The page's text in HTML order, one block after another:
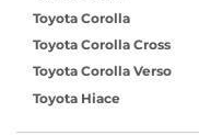
Toyota Corolla
Toyota Corolla Cross
Toyota Corolla Verso
Toyota Hiace